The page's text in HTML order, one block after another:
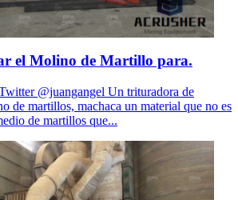
el Molino de Martillo para.
@juangangel Un trituradora de
de martillos, machaca un material que no es
de martillos que...